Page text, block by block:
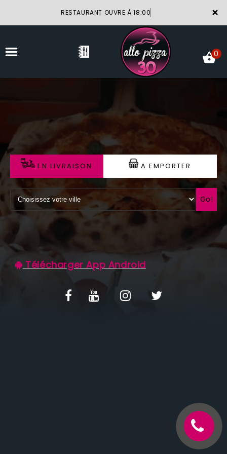
×
RESTAURANT OUVRE À 18:00
LA CARTE
VOTRE COMPTE
NOTRE RESTAURANT
VOS AVIS
MENTIONS LÉGALES
0
EN LIVRAISON A EMPORTER
Go!
Télécharger App Android